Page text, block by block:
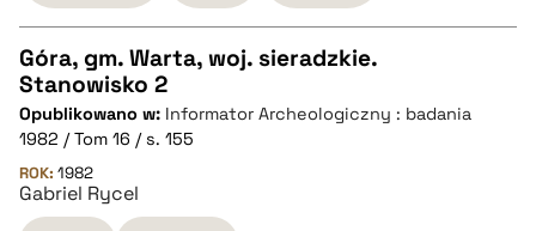
pobierz cytat
CZYSTY TEKST
pobierz cytat
Góra, gm. Warta, woj. sieradzkie.
Stanowisko 2
Opublikowano w: Informator Archeologiczny : badania
1982 / Tom 16 / s. 155
ROK: 1982
Gabriel Rycel